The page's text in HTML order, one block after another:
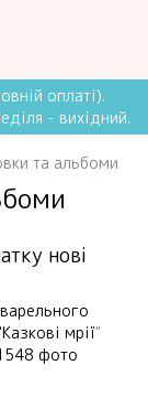
оплаті).
- вихідний.
та альбоми
нові